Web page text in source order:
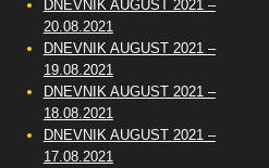
DNEVNIK AUGUST 2021 –
20.08.2021
DNEVNIK AUGUST 2021 –
19.08.2021
DNEVNIK AUGUST 2021 –
18.08.2021
DNEVNIK AUGUST 2021 –
17.08.2021